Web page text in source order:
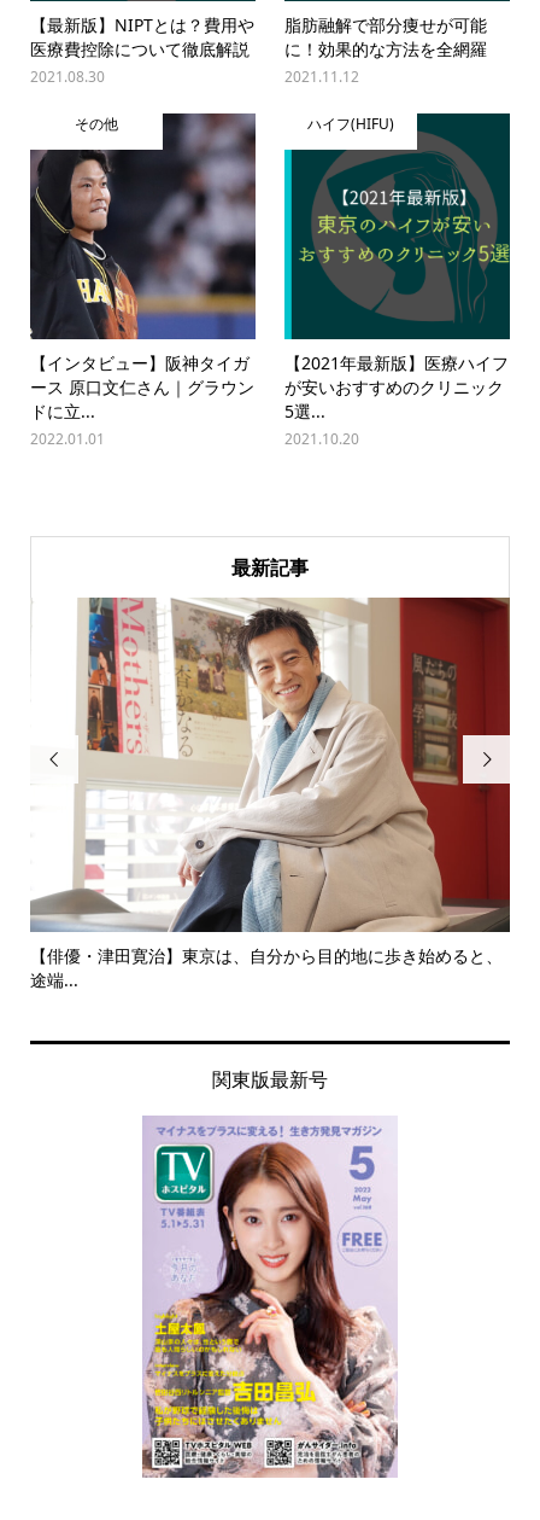
【最新版】NIPTとは？費用や
医療費控除について徹底解説
2021.08.30
脂肪融解で部分痩せが可能
に！効果的な方法を全網羅
2021.11.12
その他
【インタビュー】阪神タイガ
ース 原口文仁さん｜グラウン
ドに立...
2022.01.01
ハイフ(HIFU)
【2021年最新版】医療ハイフ
が安いおすすめのクリニック
5選...
2021.10.20
最新記事

【俳優・津田寛治】東京は、自分から目的地に歩き始めると、
途端...

関東版最新号